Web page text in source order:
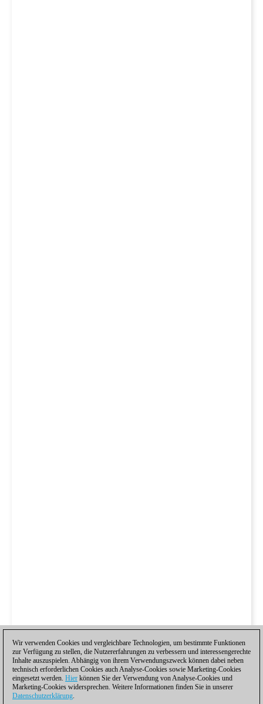
Wir verwenden Cookies und vergleichbare Technologien, um bestimmte Funktionen
zur Verfügung zu stellen, die Nutzererfahrungen zu verbessern und interessengerechte
Inhalte auszuspielen. Abhängig von ihrem Verwendungszweck können dabei neben
technisch erforderlichen Cookies auch Analyse-Cookies sowie Marketing-Cookies
eingesetzt werden. Hier können Sie der Verwendung von Analyse-Cookies und
Marketing-Cookies widersprechen. Weitere Informationen finden Sie in unserer
Datenschutzerklärung.